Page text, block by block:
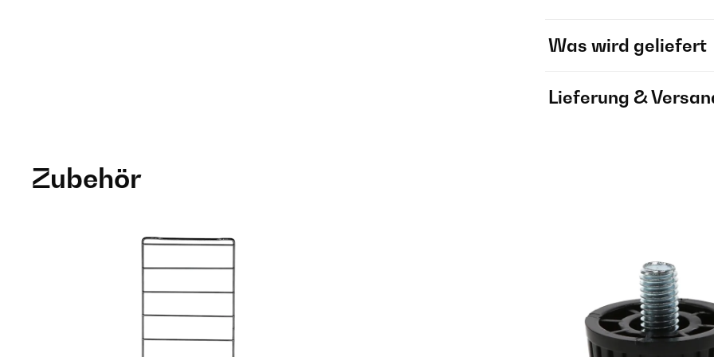
Was wird geliefert
Lieferung &
Zubehör